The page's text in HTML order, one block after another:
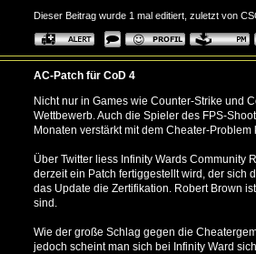
Dieser Beitrag wurde 1 mal editiert, zuletzt von
AC-Patch für CoD 4
Nicht nur in Games wie Counter-Strike und
Wettbewerb. Auch die Spieler des FPS-
Monaten verstärkt mit dem Cheater-Problem
Über Twitter liess Infinity Wards Community
derzeit ein Patch fertiggestellt wird, der sich
das Update die Zertifikation. Robert Brown
sind.
Wie der große Schlag gegen die
jedoch scheint man sich bei Infinity Ward